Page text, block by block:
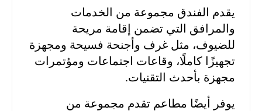
يقدم الفندق مجموعة من الخدمات
والمرافق التي تضمن إقامة مريحة
للضيوف، مثل غرف وأجنحة فسيحة ومجهزة
تجهيزًا كاملًا، وقاعات اجتماعات ومؤتمرات
مجهزة بأحدث التقنيات.
يوفر أيضًا مطاعم تقدم مجموعة من